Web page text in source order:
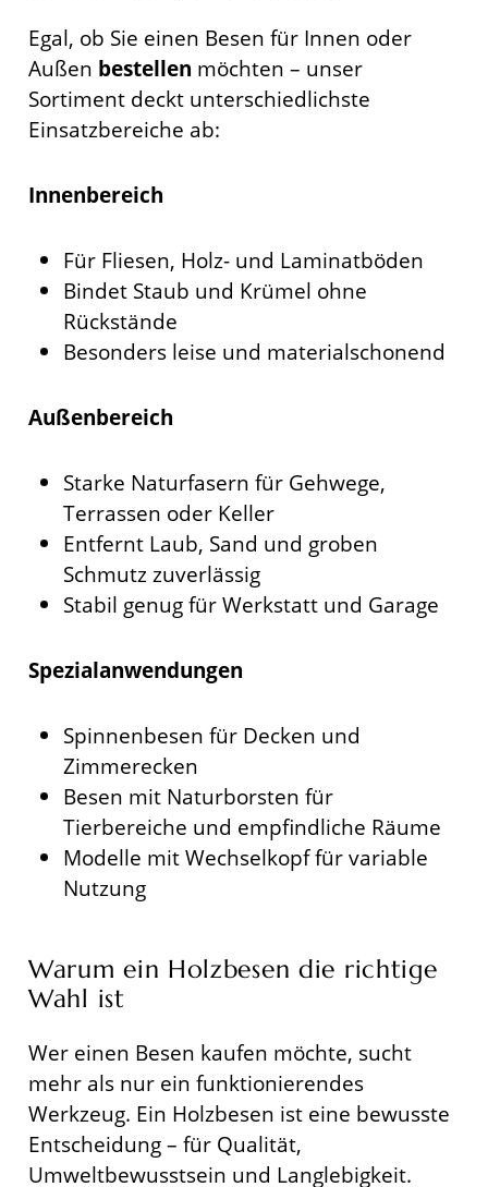
Sichern Sie sich jetzt
10€ Rabatt!*
Egal, ob Sie einen Besen für Innen oder
Außen bestellen möchten – unser
Sortiment deckt unterschiedlichste
Einsatzbereiche ab:
Innenbereich
Für Fliesen, Holz- und Laminatböden
Bindet Staub und Krümel ohne
Rückstände
Besonders leise und materialschonend
Außenbereich
Starke Naturfasern für Gehwege,
Terrassen oder Keller
Entfernt Laub, Sand und groben
Schmutz zuverlässig
Stabil genug für Werkstatt und Garage
Spezialanwendungen
Spinnenbesen für Decken und
Zimmerecken
Besen mit Naturborsten für
Tierbereiche und empfindliche Räume
Modelle mit Wechselkopf für variable
Nutzung
Warum ein Holzbesen die richtige
Wahl ist
Wer einen Besen kaufen möchte, sucht
mehr als nur ein funktionierendes
Werkzeug. Ein Holzbesen ist eine bewusste
Entscheidung – für Qualität,
Umweltbewusstsein und Langlebigkeit.